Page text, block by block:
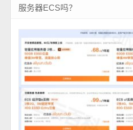
服务器ECS吗？